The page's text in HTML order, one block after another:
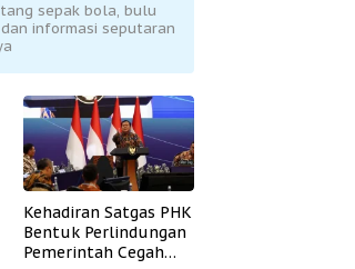
sepak bola, bulu
informasi seputaran
Kehadiran Satgas PHK
Bentuk Perlindungan
Pemerintah Cegah